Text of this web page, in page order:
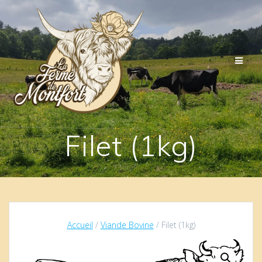
au
contenu
Filet (1kg)
Accueil / Viande Bovine / Filet (1kg)